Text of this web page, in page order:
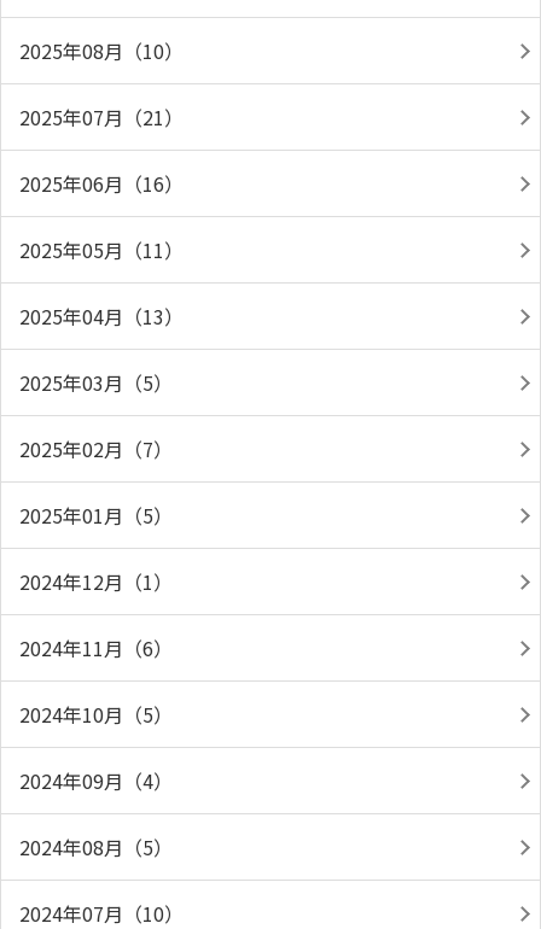
2025年08月（10）
2025年07月（21）
2025年06月（16）
2025年05月（11）
2025年04月（13）
2025年03月（5）
2025年02月（7）
2025年01月（5）
2024年12月（1）
2024年11月（6）
2024年10月（5）
2024年09月（4）
2024年08月（5）
2024年07月（10）